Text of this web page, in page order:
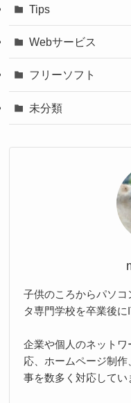
Tips
Webサービス
フリーソフト
未分類
子供のころからパソ
タ専門学校を卒業後に
企業や個人のネット
応、ホームページ制
事を数多く対応してい